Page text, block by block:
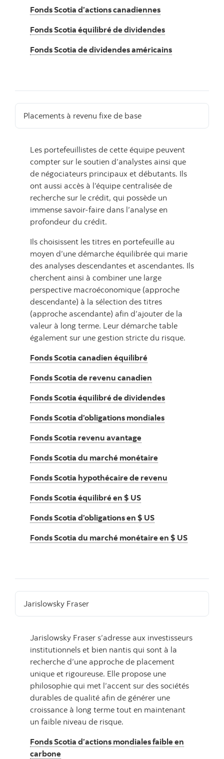
Fonds Scotia d’actions canadiennes
Fonds Scotia équilibré de dividendes
Fonds Scotia de dividendes américains
Placements à revenu fixe de base
Les portefeuillistes de cette équipe peuvent
compter sur le soutien d’analystes ainsi que
de négociateurs principaux et débutants. Ils
ont aussi accès à l’équipe centralisée de
recherche sur le crédit, qui possède un
immense savoir-faire dans l’analyse en
profondeur du crédit.
Ils choisissent les titres en portefeuille au
moyen d’une démarche équilibrée qui marie
des analyses descendantes et ascendantes. Ils
cherchent ainsi à combiner une large
perspective macroéconomique (approche
descendante) à la sélection des titres
(approche ascendante) afin d’ajouter de la
valeur à long terme. Leur démarche table
également sur une gestion stricte du risque.
Fonds Scotia canadien équilibré
Fonds Scotia de revenu canadien
Fonds Scotia équilibré de dividendes
Fonds Scotia d’obligations mondiales
Fonds Scotia revenu avantage
Fonds Scotia du marché monétaire
Fonds Scotia hypothécaire de revenu
Fonds Scotia équilibré en $ US
Fonds Scotia d’obligations en $ US
Fonds Scotia du marché monétaire en $ US
Jarislowsky Fraser
Jarislowsky Fraser s’adresse aux investisseurs
institutionnels et bien nantis qui sont à la
recherche d’une approche de placement
unique et rigoureuse. Elle propose une
philosophie qui met l’accent sur des sociétés
durables de qualité afin de générer une
croissance à long terme tout en maintenant
un faible niveau de risque.
Fonds Scotia d’actions mondiales faible en
carbone